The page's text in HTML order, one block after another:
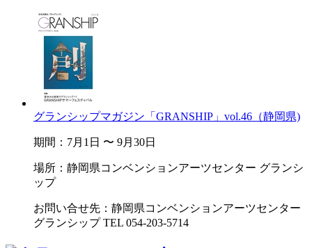
グランシップマガジン「GRANSHIP」vol.46（静岡県)
期間：7月1日 〜 9月30日
場所：静岡県コンベンションアーツセンター グランシ
ップ
お問い合せ先：静岡県コンベンションアーツセンター
グランシップ TEL 054-203-5714